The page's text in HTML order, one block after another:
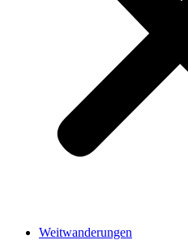
Weitwanderungen